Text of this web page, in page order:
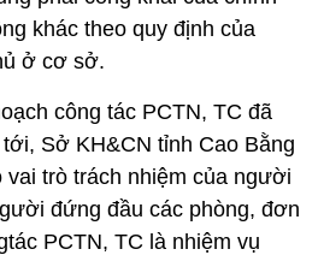
khác theo quy định của
ở cơ sở.
công tác PCTN, TC đã
Sở KH&CN tỉnh Cao Bằng
vai trò trách nhiệm của người
đứng đầu các phòng, đơn
PCTN, TC là nhiệm vụ